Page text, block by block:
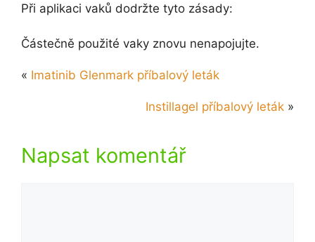
Při aplikaci vaků dodržte tyto zásady:
Částečně použité vaky znovu nenapojujte.
« Imatinib Glenmark příbalový leták
Instillagel příbalový leták »
Napsat komentář